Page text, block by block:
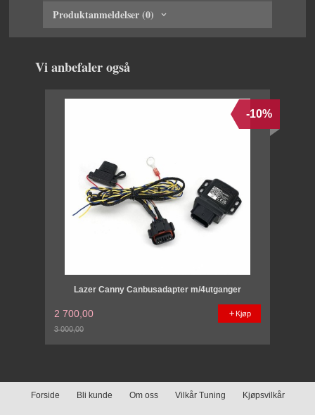
Produktanmeldelser (0)
Vi anbefaler også
Lazer Canny Canbusadapter m/4utganger
2 700,00
3 000,00
-10%
Kjøp
Forside Bli kunde Om oss Vilkår Tuning Kjøpsvilkår